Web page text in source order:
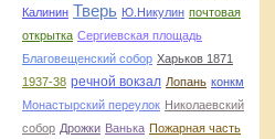
Калинин Тверь Ю.Никулин почтовая
открытка Сергиевская площадь
Благовещенский собор Харьков 1871
1937-38 речной вокзал Лопань конкм
Монастырский переулок Николаевский
собор Дрожки Ванька Пожарная часть